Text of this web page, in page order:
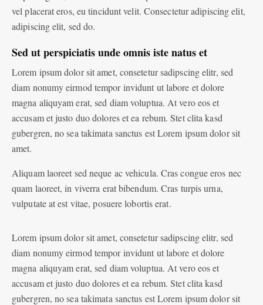
vel placerat eros, eu tincidunt velit. Consectetur adipiscing elit,
adipiscing elit, sed do.
Sed ut perspiciatis unde omnis iste natus et
Lorem ipsum dolor sit amet, consetetur sadipscing elitr, sed
diam nonumy eirmod tempor invidunt ut labore et dolore
magna aliquyam erat, sed diam voluptua. At vero eos et
accusam et justo duo dolores et ea rebum. Stet clita kasd
gubergren, no sea takimata sanctus est Lorem ipsum dolor sit
amet.
Aliquam laoreet sed neque ac vehicula. Cras congue eros nec
quam laoreet, in viverra erat bibendum. Cras turpis urna,
vulputate at est vitae, posuere lobortis erat.
Lorem ipsum dolor sit amet, consetetur sadipscing elitr, sed
diam nonumy eirmod tempor invidunt ut labore et dolore
magna aliquyam erat, sed diam voluptua. At vero eos et
accusam et justo duo dolores et ea rebum. Stet clita kasd
gubergren, no sea takimata sanctus est Lorem ipsum dolor sit